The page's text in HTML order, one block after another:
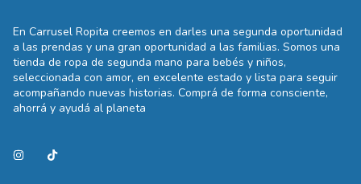
En Carrusel Ropita creemos en darles una segunda oportunidad
a las prendas y una gran oportunidad a las familias. Somos una
tienda de ropa de segunda mano para bebés y niños,
seleccionada con amor, en excelente estado y lista para seguir
acompañando nuevas historias. Comprá de forma consciente,
ahorrá y ayudá al planeta